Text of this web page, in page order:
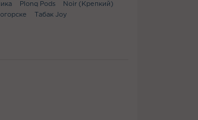
Plonq Pods
Noir (Крепкий)
Табак Joy